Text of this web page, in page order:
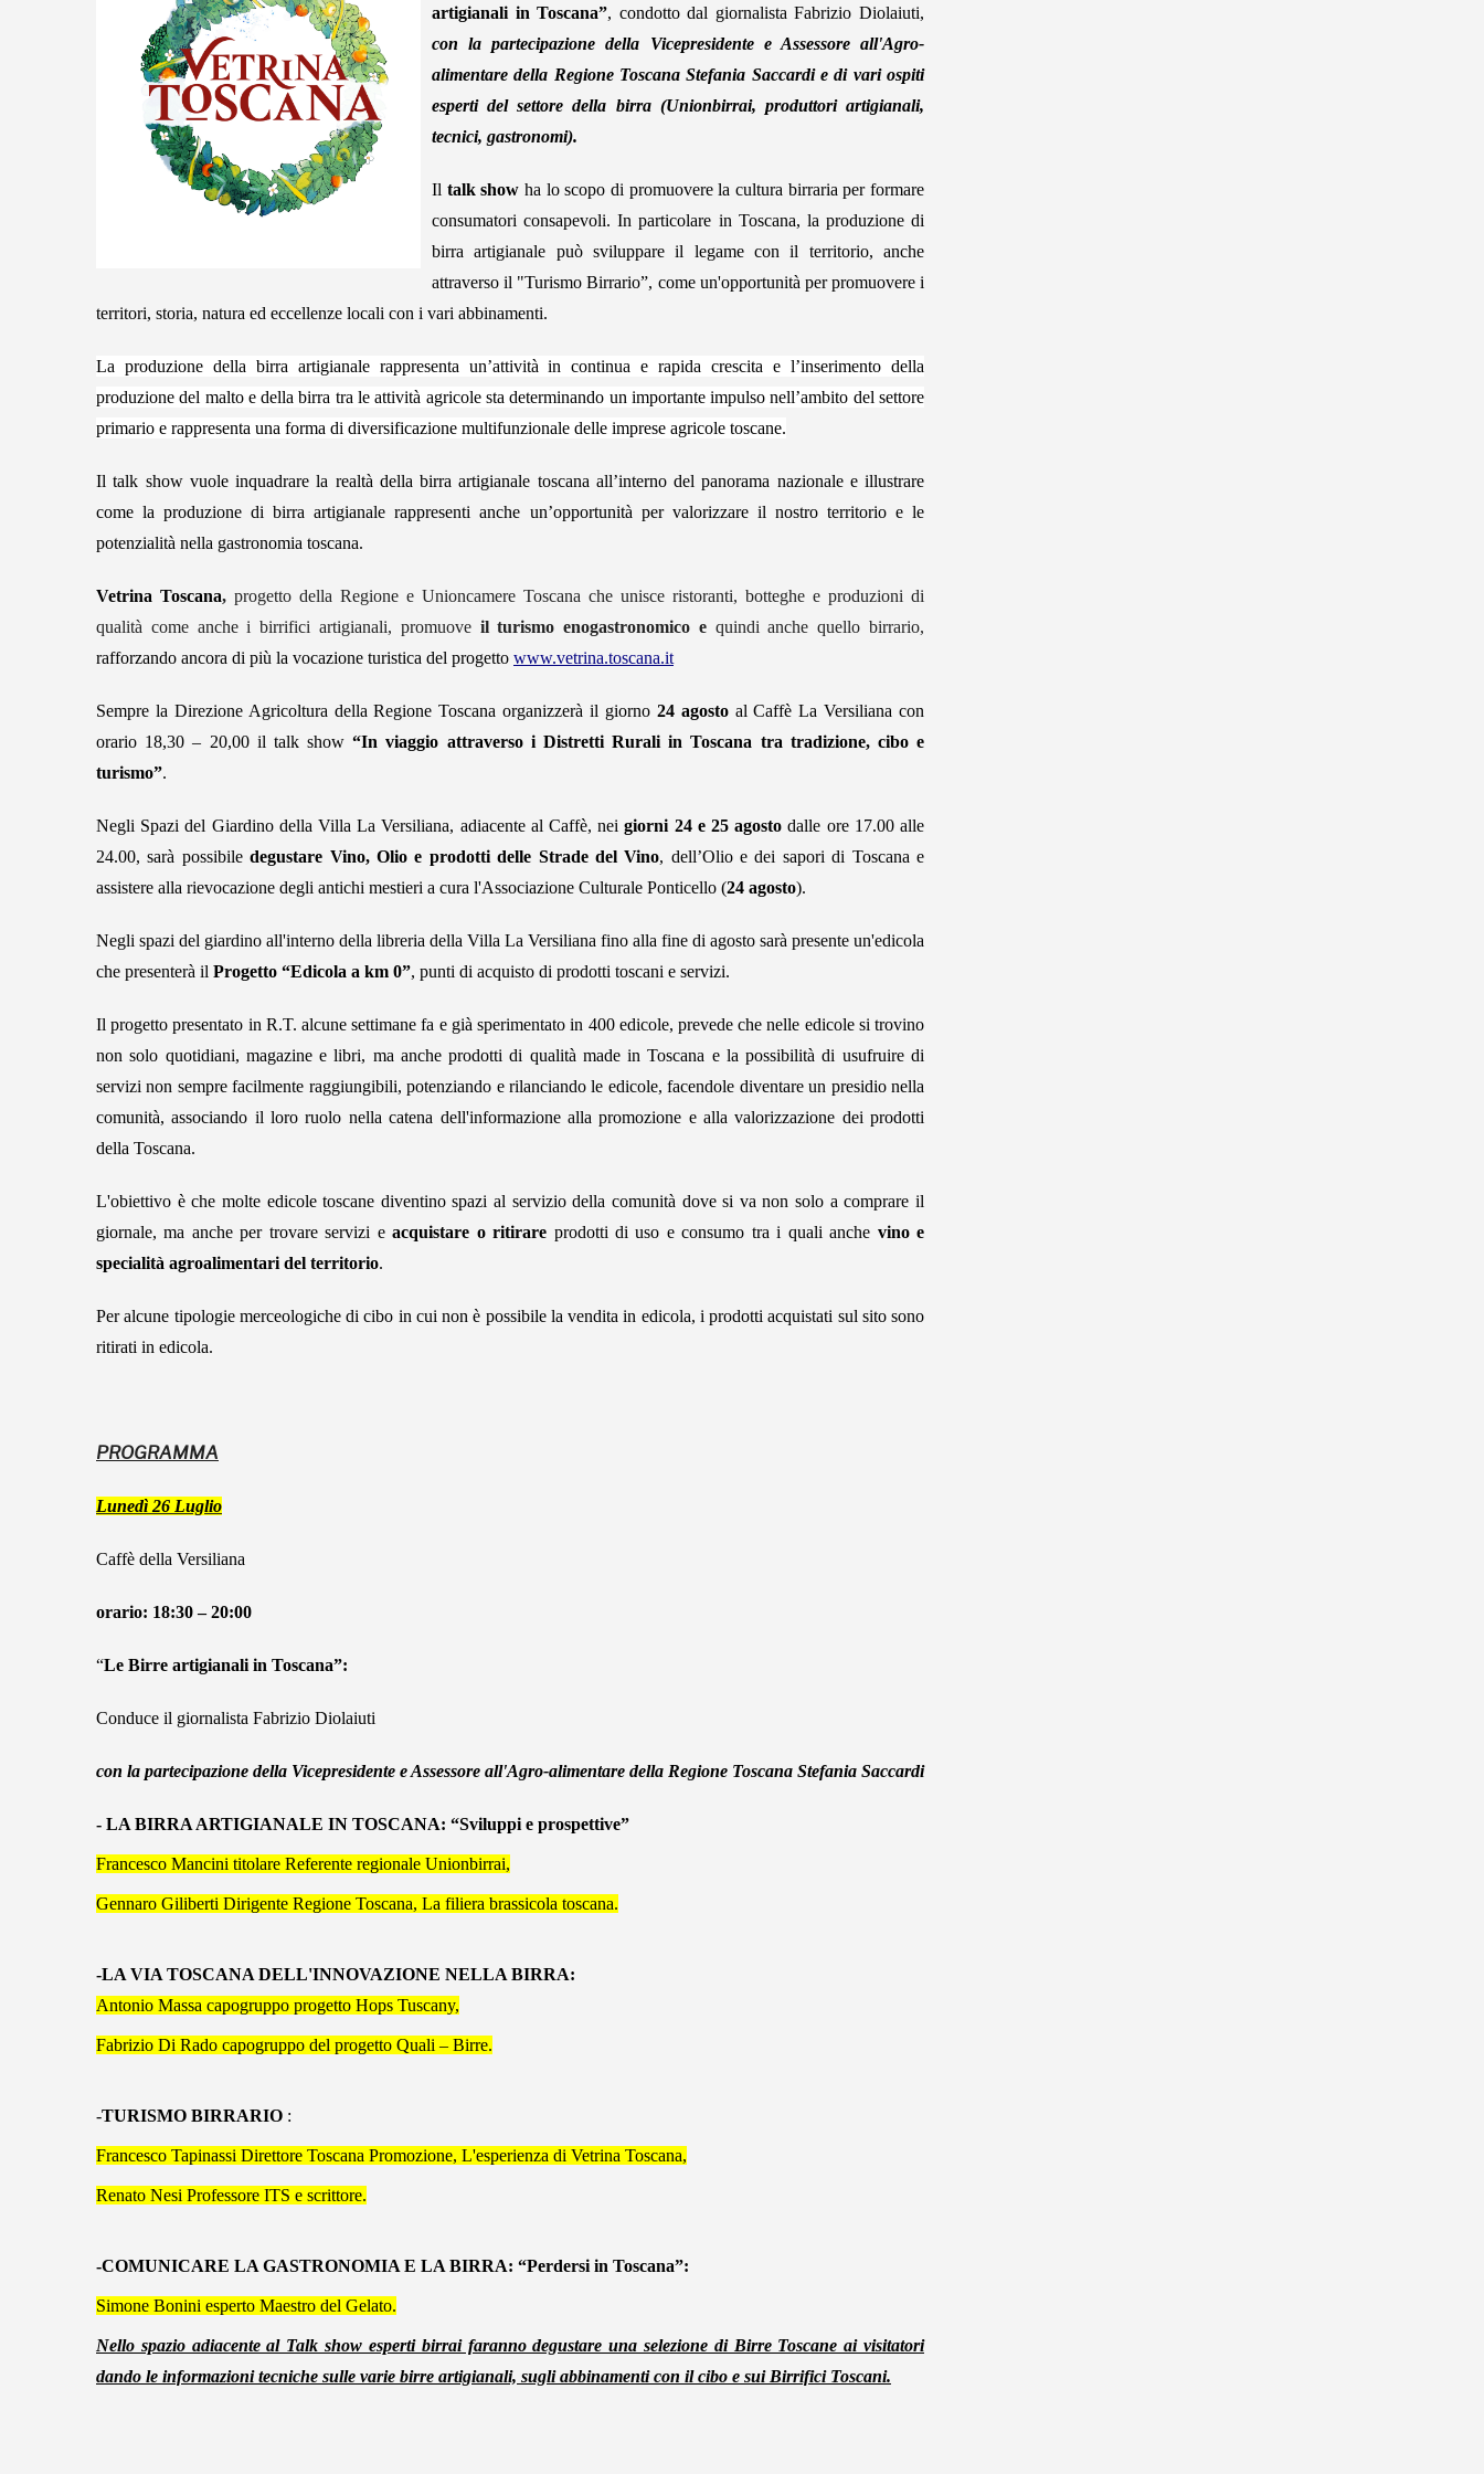
artigianali in Toscana”, condotto dal giornalista Fabrizio Diolaiuti,
con la partecipazione della Vicepresidente e Assessore all'Agro-
alimentare della Regione Toscana Stefania Saccardi e di vari ospiti
esperti del settore della birra (Unionbirrai, produttori artigianali,
tecnici, gastronomi).
Il talk show ha lo scopo di promuovere la cultura birraria per formare
consumatori consapevoli. In particolare in Toscana, la produzione di
birra artigianale può sviluppare il legame con il territorio, anche
attraverso il "Turismo Birrario”, come un'opportunità per promuovere i
territori, storia, natura ed eccellenze locali con i vari abbinamenti.
La produzione della birra artigianale rappresenta un’attività in continua e rapida crescita e l’inserimento della
produzione del malto e della birra tra le attività agricole sta determinando un importante impulso nell’ambito del settore
primario e rappresenta una forma di diversificazione multifunzionale delle imprese agricole toscane.
Il talk show vuole inquadrare la realtà della birra artigianale toscana all’interno del panorama nazionale e illustrare
come la produzione di birra artigianale rappresenti anche un’opportunità per valorizzare il nostro territorio e le
potenzialità nella gastronomia toscana.
Vetrina Toscana, progetto della Regione e Unioncamere Toscana che unisce ristoranti, botteghe e produzioni di
qualità come anche i birrifici artigianali, promuove il turismo enogastronomico e quindi anche quello birrario,
rafforzando ancora di più la vocazione turistica del progetto www.vetrina.toscana.it
Sempre la Direzione Agricoltura della Regione Toscana organizzerà il giorno 24 agostoal Caffè La Versiliana con
orario 18,30 – 20,00 il talk show “In viaggio attraverso i Distretti Rurali in Toscana tra tradizione, cibo e
turismo”.
Negli Spazi del Giardino della Villa La Versiliana, adiacente al Caffè, nei giorni 24 e 25 agostodalle ore 17.00 alle
24.00, sarà possibiledegustare Vino, Olio e prodotti delle Strade del Vino, dell’Olio e dei sapori di Toscana e
assistere alla rievocazione degli antichi mestieri a cura l'Associazione Culturale Ponticello (24 agosto).
Negli spazi del giardino all'interno della libreria della Villa La Versiliana fino alla fine di agosto sarà presente un'edicola
che presenterà il Progetto “Edicola a km 0”, punti di acquisto di prodotti toscani e servizi.
Il progetto presentato in R.T. alcune settimane fa e già sperimentato in 400 edicole, prevede che nelle edicole si trovino
non solo quotidiani, magazine e libri, ma anche prodotti di qualità made in Toscana e la possibilità di usufruire di
servizi non sempre facilmente raggiungibili, potenziando e rilanciando le edicole, facendole diventare un presidio nella
comunità, associando il loro ruolo nella catena dell'informazione alla promozione e alla valorizzazione dei prodotti
della Toscana.
L'obiettivo è che molte edicole toscane diventino spazi al servizio della comunità dove si va non solo a comprare il
giornale, ma anche per trovare servizi eacquistare o ritirare prodotti di uso e consumo tra i quali anche vino e
specialità agroalimentari del territorio.
Per alcune tipologie merceologiche di cibo in cui non è possibile la vendita in edicola, i prodotti acquistati sul sito sono
ritirati in edicola.
PROGRAMMA
Lunedì 26 Luglio
Caffè della Versiliana
orario: 18:30 – 20:00
“Le Birre artigianali in Toscana”:
Conduce il giornalista Fabrizio Diolaiuti
con la partecipazione della Vicepresidente e Assessore all'Agro-alimentare della Regione Toscana Stefania Saccardi
- LA BIRRA ARTIGIANALE IN TOSCANA: “Sviluppi e prospettive”
Francesco Mancini titolare Referente regionale Unionbirrai,
Gennaro Giliberti Dirigente Regione Toscana, La filiera brassicola toscana.
-LA VIA TOSCANA DELL'INNOVAZIONE NELLA BIRRA:
Antonio Massa capogruppo progetto Hops Tuscany,
Fabrizio Di Rado capogruppo del progetto Quali – Birre.
-TURISMO BIRRARIO :
Francesco Tapinassi Direttore Toscana Promozione, L'esperienza di Vetrina Toscana,
Renato Nesi Professore ITS e scrittore.
-COMUNICARE LA GASTRONOMIA E LA BIRRA: “Perdersi in Toscana”:
Simone Bonini esperto Maestro del Gelato.
Nello spazio adiacente al Talk show esperti birrai faranno degustare una selezione di Birre Toscane ai visitatori
dando le informazioni tecniche sulle varie birre artigianali, sugli abbinamenti con il cibo e sui Birrifici Toscani.